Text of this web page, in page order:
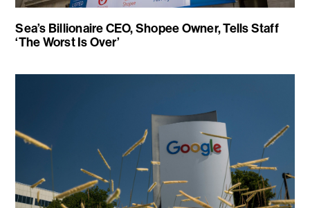
Sea’s Billionaire CEO, Shopee Owner, Tells Staff
‘The Worst Is Over’